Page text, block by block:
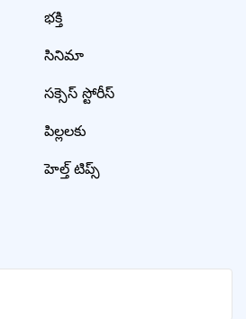
భక్తి
సినిమా
సక్సెస్ స్టోరీస్
పిల్లలకు
హెల్త్ టిప్స్